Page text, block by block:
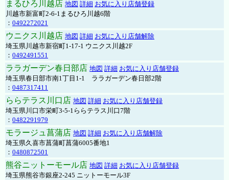
まるひろ川越店 地図 詳細 お気に入り店舗登録
川越市新富町2-6-1まるひろ川越6階
： 0492272021
ウニクス川越店 地図 詳細 お気に入り店舗解除
埼玉県川越市新宿町1-17-1 ウニクス川越2F
： 0492491551
ララガーデン春日部店 地図 詳細 お気に入り店舗登録
埼玉県春日部市南1丁目1-1 ララガーデン春日部2階
： 0487317411
ららテラス川口店 地図 詳細 お気に入り店舗登録
埼玉県川口市栄町3-5-1ららテラス川口7階
： 0482291979
モラージュ菖蒲店 地図 詳細 お気に入り店舗解除
埼玉県久喜市菖蒲町菖蒲6005番地1
： 0480872501
熊谷ニットーモール店 地図 詳細 お気に入り店舗登録
埼玉県熊谷市銀座2-245 ニットーモール3F